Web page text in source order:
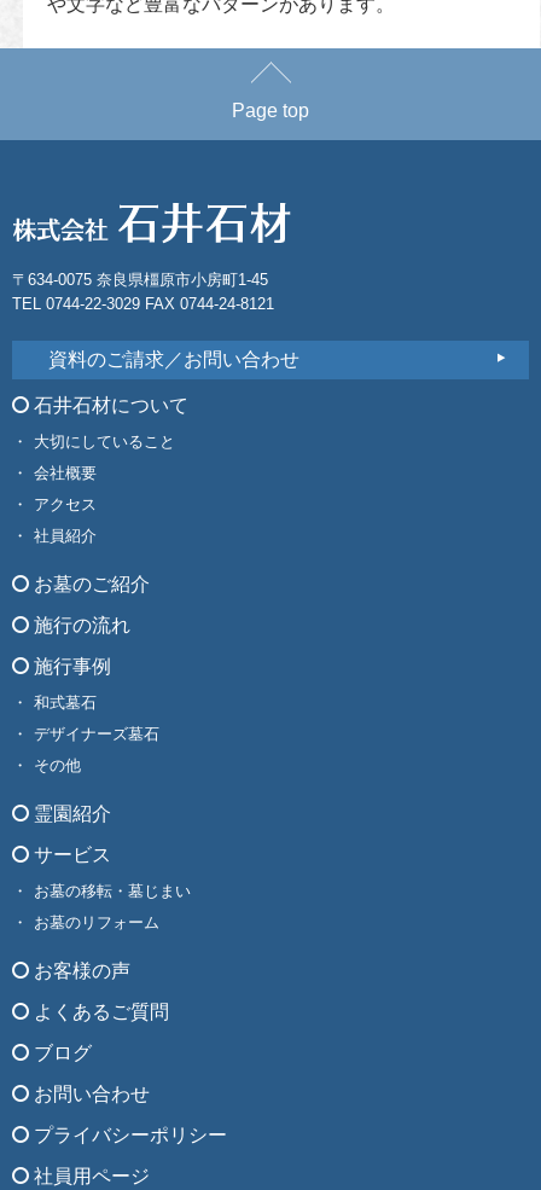
Page top
〒634-0075 奈良県橿原市小房町1-45
TEL 0744-22-3029 FAX 0744-24-8121
資料のご請求／お問い合わせ
石井石材について
大切にしていること
会社概要
アクセス
社員紹介
お墓のご紹介
施行の流れ
施行事例
和式墓石
デザイナーズ墓石
その他
霊園紹介
サービス
お墓の移転・墓じまい
お墓のリフォーム
お客様の声
よくあるご質問
ブログ
お問い合わせ
プライバシーポリシー
社員用ページ